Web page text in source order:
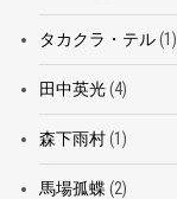
タカクラ・テル(1)
田中英光(4)
森下雨村(1)
馬場孤蝶 (2)